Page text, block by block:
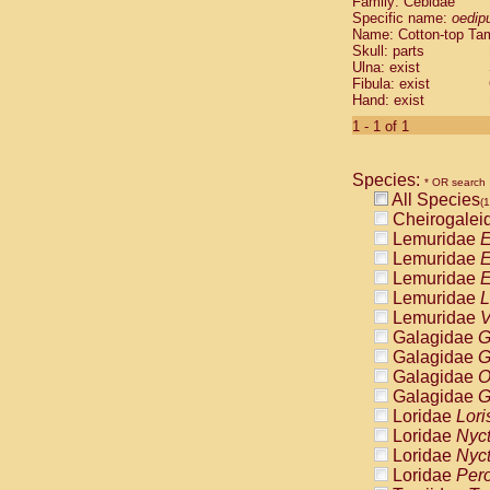
Cebidae
Cebidae
Cebidae
Cebidae
Cebidae
Cebidae
Cebidae
Cebidae
Cebidae
Cebidae
Cebidae
Cebidae
Atelidae
Atelidae
Atelidae
Atelidae
Atelidae
Atelidae
Atelidae
Atelidae
Atelidae
Atelidae
Pitheciidae
Specific name:
Name: Cotton-top
Skull: parts
Ulna: exist
Fibula: exist
Hand: exist
1 - 1 of 1
Species: * OR search
All Species
Lemuridae
Lemuridae
Lemuridae
Lemuridae
Lemuridae
Galagidae
Galagidae
Galagidae
Galagidae
Loridae
Loridae
Loridae
Loridae